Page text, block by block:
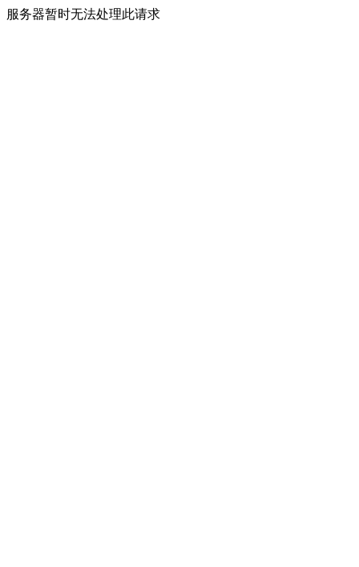
服务器暂时无法处理此请求